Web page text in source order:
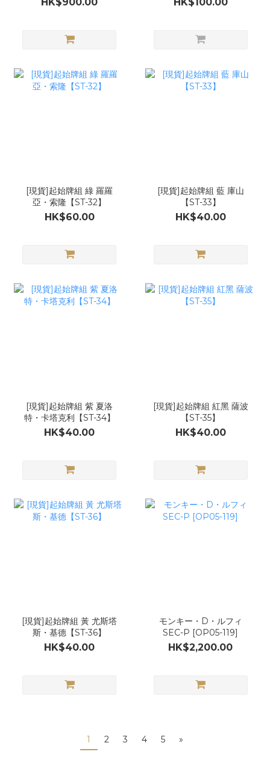
[現貨]起始牌組 綠 羅羅
亞・索隆【ST-32】
HK$60.00
[現貨]起始牌組 藍 庫山
【ST-33】
HK$40.00
[現貨]起始牌組 紫 夏洛
特・卡塔克利【ST-34】
HK$40.00
[現貨]起始牌組 紅黑 薩波
【ST-35】
HK$40.00
[現貨]起始牌組 黃 尤斯塔
斯・基德【ST-36】
HK$40.00
モンキー・D・ルフィ
SEC-P [OP05-119]
HK$2,200.00
1 2 3 4 5 »